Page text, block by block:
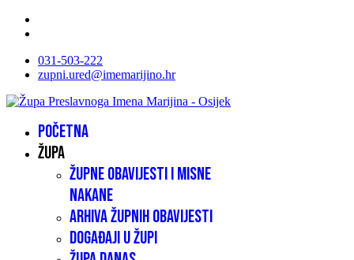
031-503-222
zupni.ured@imemarijino.hr
Početna
Župa
Župne obavijesti i misne
nakane
Arhiva župnih obavijesti
Događaji u župi